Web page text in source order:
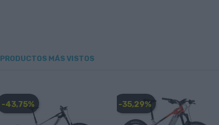
PRODUCTOS MÁS VISTOS
-43,75% -35,29%